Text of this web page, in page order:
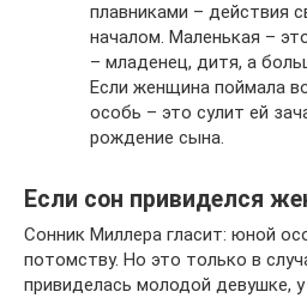
плавниками – действия
началом. Маленькая –
– младенец, дитя, а
Если женщина поймала
особь – это сулит ей
рождение сына.
Если сон привиделся
Сонник Миллера гласит: юной
потомству. Но это только в
привиделась молодой девушке,